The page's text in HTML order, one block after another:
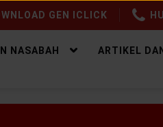
GEN ICLICK
NASABAH ARTIKEL